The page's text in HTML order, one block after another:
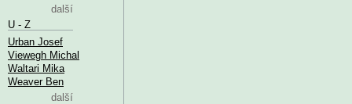
další
U - Z
Urban Josef
Viewegh Michal
Waltari Mika
Weaver Ben
další